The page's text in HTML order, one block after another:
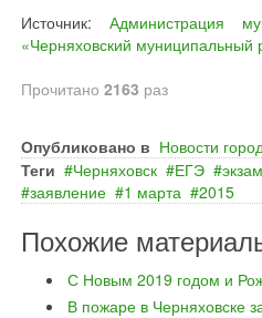
Источник: Администрация
«Черняховский муниципальный
Прочитано 2163 раз
Опубликовано в Новости
Теги
Черняховск ЕГЭ
заявление
1 марта 2015
Похожие
С Новым 2019 годом и
В пожаре в Черняховске